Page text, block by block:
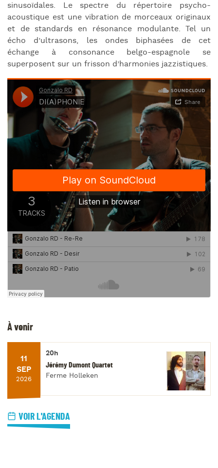
sinusoïdales. Le spectre du répertoire psycho-
acoustique est une vibration de morceaux originaux
et de standards en résonance modulante. Tel un
écho d’ultrasons, les ondes biphasées de cet
échange à consonance belgo-espagnole se
superposent sur un frisson d’harmonies jazzistiques.
À venir
11
SEP
2026
20h
Jérémy Dumont Quartet
Ferme Holleken
VOIR L'AGENDA